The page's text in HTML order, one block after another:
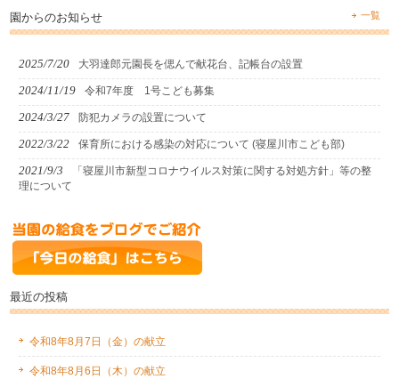
園からのお知らせ 一覧
2025/7/20 大羽達郎元園長を偲んで献花台、記帳台の設置
2024/11/19 令和7年度 1号こども募集
2024/3/27 防犯カメラの設置について
2022/3/22 保育所における感染の対応について (寝屋川市こども部)
2021/9/3
「寝屋川市新型コロナウイルス対策に関する対処方針」等の整
理について
最近の投稿
令和8年8月7日（金）の献立
令和8年8月6日（木）の献立